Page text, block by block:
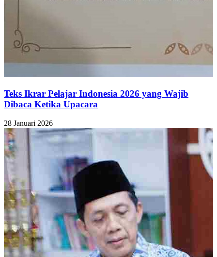
Teks Ikrar Pelajar Indonesia 2026 yang Wajib
Dibaca Ketika Upacara
28 Januari 2026